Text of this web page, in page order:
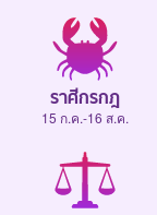
ราศีกรกฎ
15 ก.ค.-16 ส.ค.